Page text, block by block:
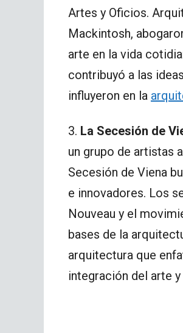
Artes y Oficios.
Mackintosh,
arte en la vida
contribuyó a las
influyeron en la
3. La Secesión de
un grupo de artistas
Secesión de Viena
e innovadores. Los
Nouveau y el
bases de la
arquitectura que
integración del arte